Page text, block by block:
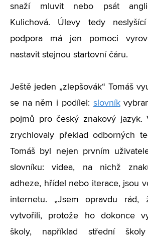
snaží mluvit nebo psát
Kulichová. Úlevy tedy
podpora má jen pomoci
nastavit stejnou startovní čáru.
Ještě jeden „zlepšovák“ Tomáš
se na něm i podílel: slovník
pojmů pro český znakový jazyk.
zrychlovaly překlad odborných
Tomáš byl nejen prvním
slovníku: videa, na nichž
adheze, hřídel nebo iterace, jsou
internetu. „Jsem opravdu rád,
vytvořili, protože ho dokonce
školy, například střední